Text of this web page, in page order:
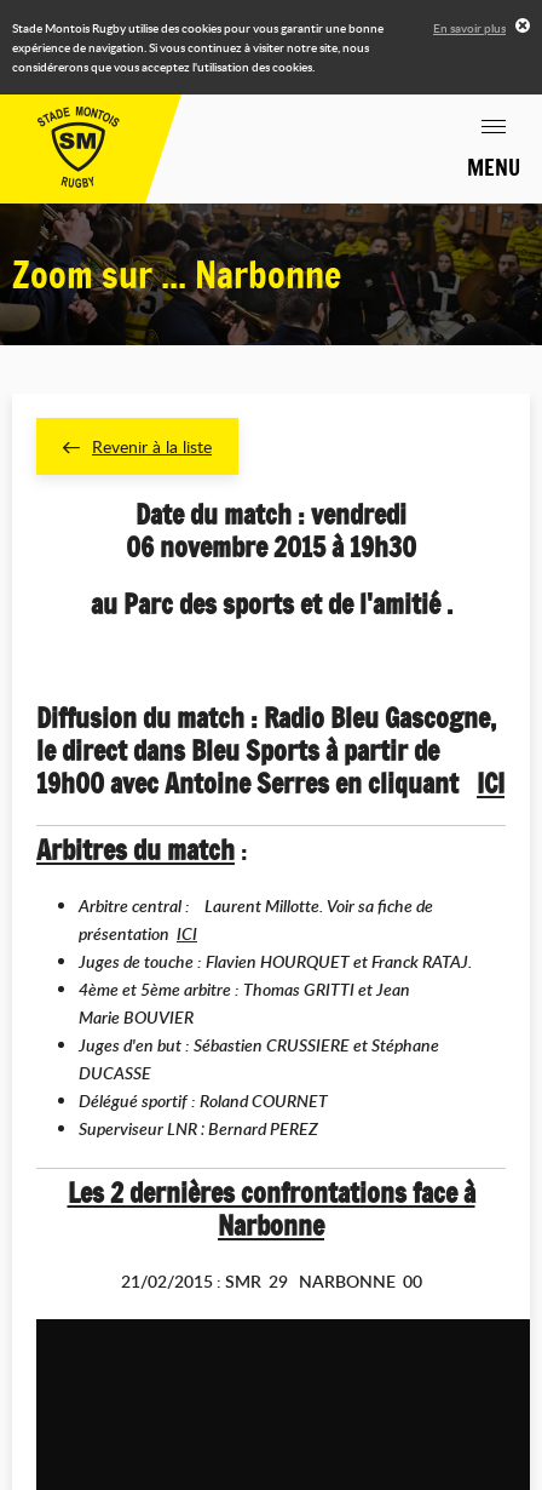
Stade Montois Rugby utilise des cookies pour vous garantir une bonne
expérience de navigation. Si vous continuez à visiter notre site, nous
considérerons que vous acceptez l'utilisation des cookies.
En savoir plus
MENU
Zoom sur ... Narbonne
Revenir à la liste
Date du match : vendredi
06 novembre 2015 à 19h30
au Parc des sports et de l'amitié .
Diffusion du match : Radio Bleu Gascogne,
le direct dans Bleu Sports à partir de
19h00 avec Antoine Serres en cliquant ICI
Arbitres du match:
Arbitre central : Laurent Millotte. Voir sa fiche de
présentation ICI
Juges de touche : Flavien HOURQUET et Franck RATAJ.
4ème et 5ème arbitre : Thomas GRITTI et Jean
Marie BOUVIER
Juges d'en but : Sébastien CRUSSIERE et Stéphane
DUCASSE
Délégué sportif : Roland COURNET
Superviseur LNR:Bernard PEREZ
Les 2 dernières confrontations face à
Narbonne
21/02/2015 : SMR 29 NARBONNE 00